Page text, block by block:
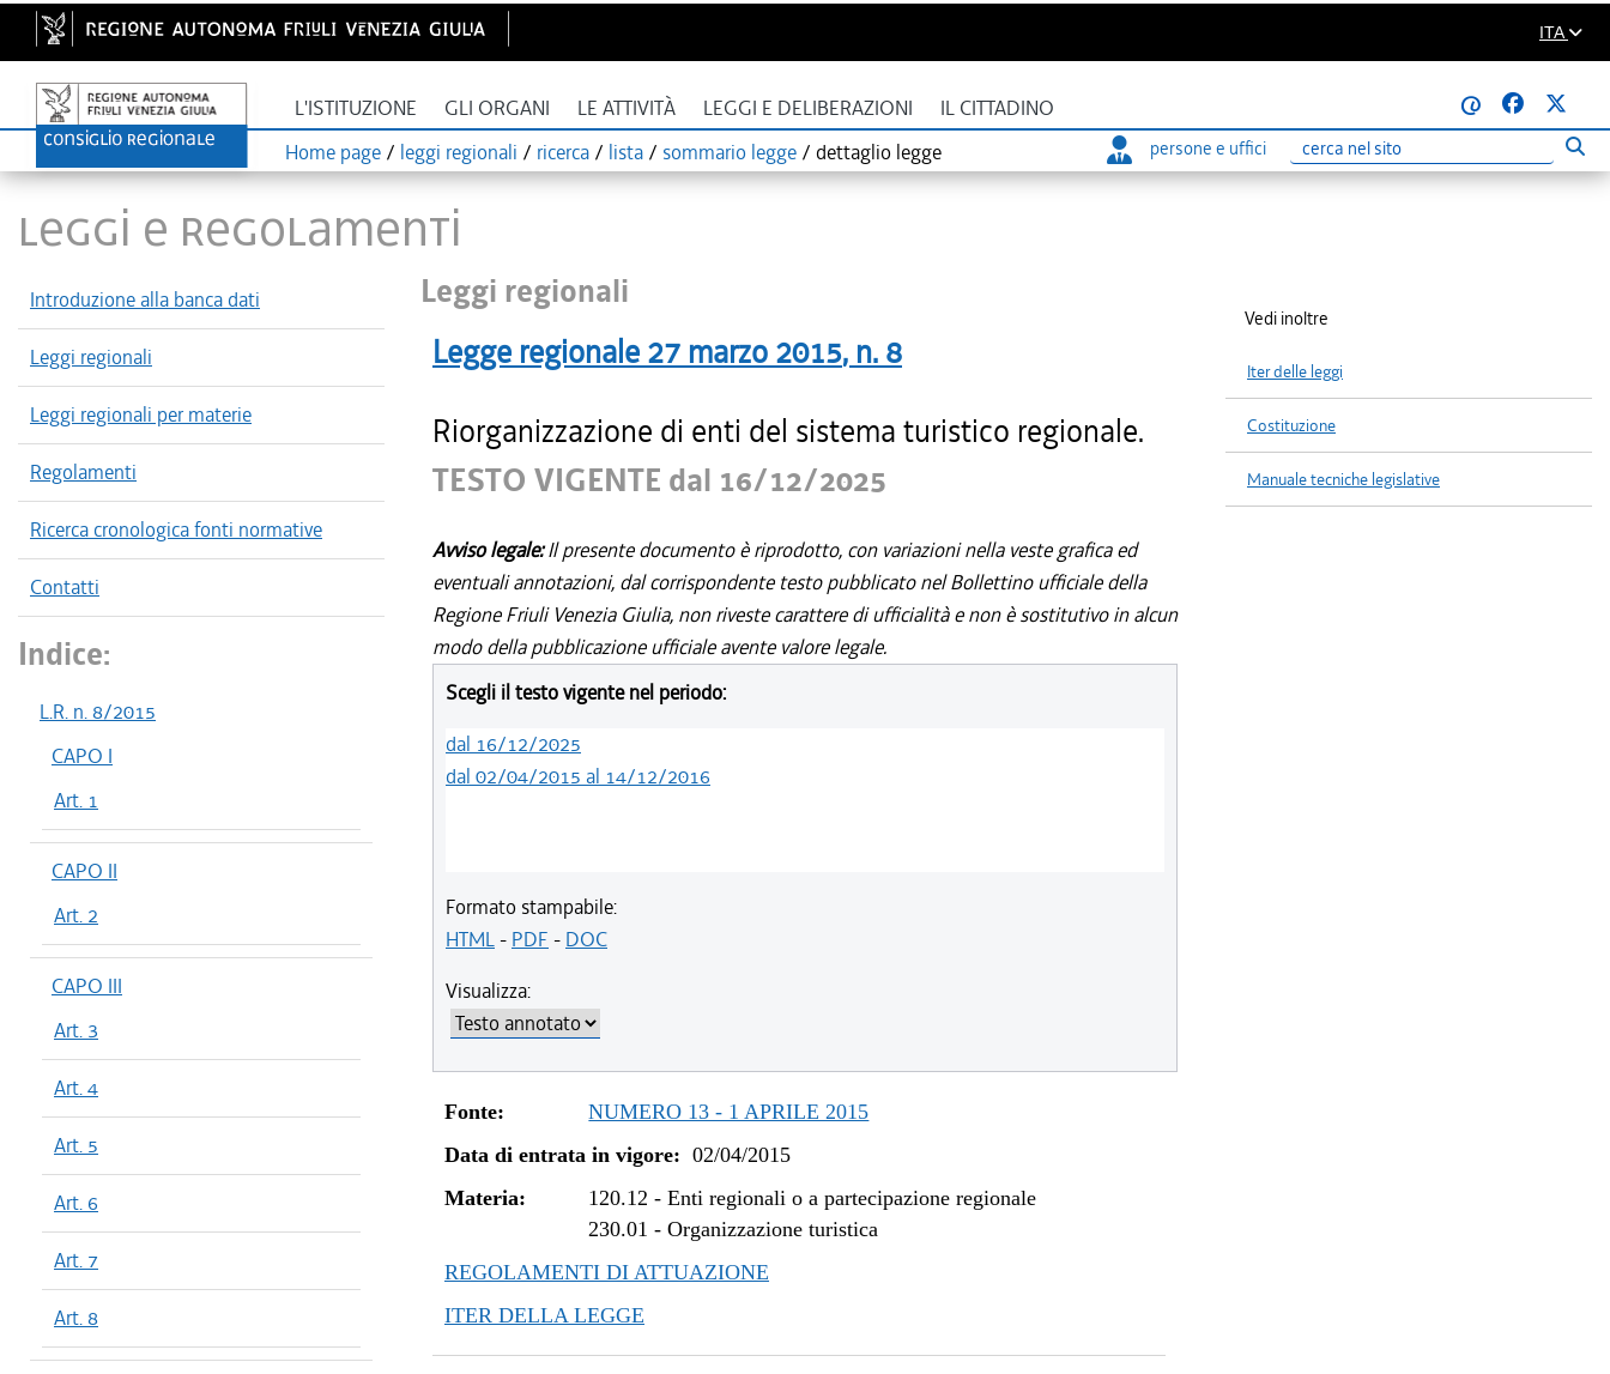
ITA
L'ISTITUZIONE GLI ORGANI LE ATTIVITÀ LEGGI E DELIBERAZIONI IL CITTADINO
@
Home page / leggi regionali / ricerca / lista / sommario legge / dettaglio legge persone e uffici
Ricerca
LEGGI E REGOLAMENTI
Introduzione alla banca dati
Leggi regionali
Leggi regionali per materie
Regolamenti
Ricerca cronologica fonti normative
Contatti
Indice:
L.R. n. 8/2015
CAPO I
Art. 1
CAPO II
Art. 2
CAPO III
Art. 3
Art. 4
Art. 5
Art. 6
Art. 7
Art. 8
Leggi regionali
Legge regionale 27 marzo 2015, n. 8
Riorganizzazione di enti del sistema turistico regionale.
TESTO VIGENTE dal 16/12/2025
Avviso legale:Il presente documento è riprodotto, con variazioni nella veste grafica ed
eventuali annotazioni, dal corrispondente testo pubblicato nel Bollettino ufficiale della
Regione Friuli Venezia Giulia, non riveste carattere di ufficialità e non è sostitutivo in alcun
modo della pubblicazione ufficiale avente valore legale.
Scegli il testo vigente nel periodo:
dal 16/12/2025
dal 02/04/2015 al 14/12/2016
Formato stampabile:
HTML- PDF - DOC
Visualizza:
Fonte:
NUMERO 13 - 1 APRILE 2015
Data di entrata in vigore: 02/04/2015
Materia:
120.12 -Enti regionali o a partecipazione regionale
230.01 -Organizzazione turistica
REGOLAMENTI DI ATTUAZIONE
ITER DELLA LEGGE
Vedi inoltre
Iter delle leggi
Costituzione
Manuale tecniche legislative